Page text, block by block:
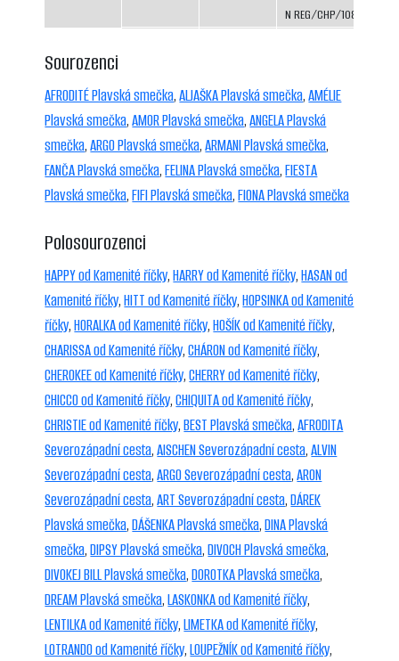
N REG/CHP/1085/98/
Sourozenci
AFRODITÉ Plavská smečka,ALJAŠKA Plavská smečka,AMÉLIE
Plavská smečka,AMOR Plavská smečka,ANGELA Plavská
smečka,ARGO Plavská smečka,ARMANI Plavská smečka,
FANČA Plavská smečka,FELINA Plavská smečka,FIESTA
Plavská smečka,FIFI Plavská smečka,FIONA Plavská smečka
Polosourozenci
HAPPY od Kamenité říčky,HARRY od Kamenité říčky,HASAN od
Kamenité říčky,HITT od Kamenité říčky,HOPSINKA od Kamenité
říčky,HORALKA od Kamenité říčky,HOŠÍK od Kamenité říčky,
CHARISSA od Kamenité říčky,CHÁRON od Kamenité říčky,
CHEROKEE od Kamenité říčky,CHERRY od Kamenité říčky,
CHICCO od Kamenité říčky,CHIQUITA od Kamenité říčky,
CHRISTIE od Kamenité říčky,BEST Plavská smečka,AFRODITA
Severozápadní cesta,AISCHEN Severozápadní cesta,ALVIN
Severozápadní cesta,ARGO Severozápadní cesta,ARON
Severozápadní cesta,ART Severozápadní cesta,DÁREK
Plavská smečka,DÁŠENKA Plavská smečka,DINA Plavská
smečka,DIPSY Plavská smečka,DIVOCH Plavská smečka,
DIVOKEJ BILL Plavská smečka,DOROTKA Plavská smečka,
DREAM Plavská smečka,LASKONKA od Kamenité říčky,
LENTILKA od Kamenité říčky,LIMETKA od Kamenité říčky,
LOTRANDO od Kamenité říčky,LOUPEŽNÍK od Kamenité říčky,